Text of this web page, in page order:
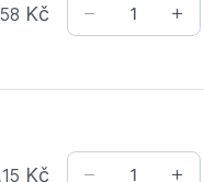
58 Kč
15 Kč